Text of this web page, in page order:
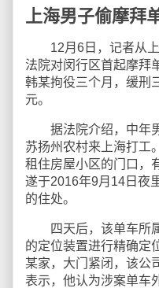
上海男子偷摩拜
12月6日，记者从上
法院对闵行区首起摩拜
韩某拘役三个月，缓刑
元。
据法院介绍，中年男
苏扬州农村来上海打工
租住房屋小区的门口，
遂于2016年9月14日夜
的住处。
四天后，该单车所属
的定位装置进行精确定
某家，大门紧闭，该公
表示，他认为涉案单车